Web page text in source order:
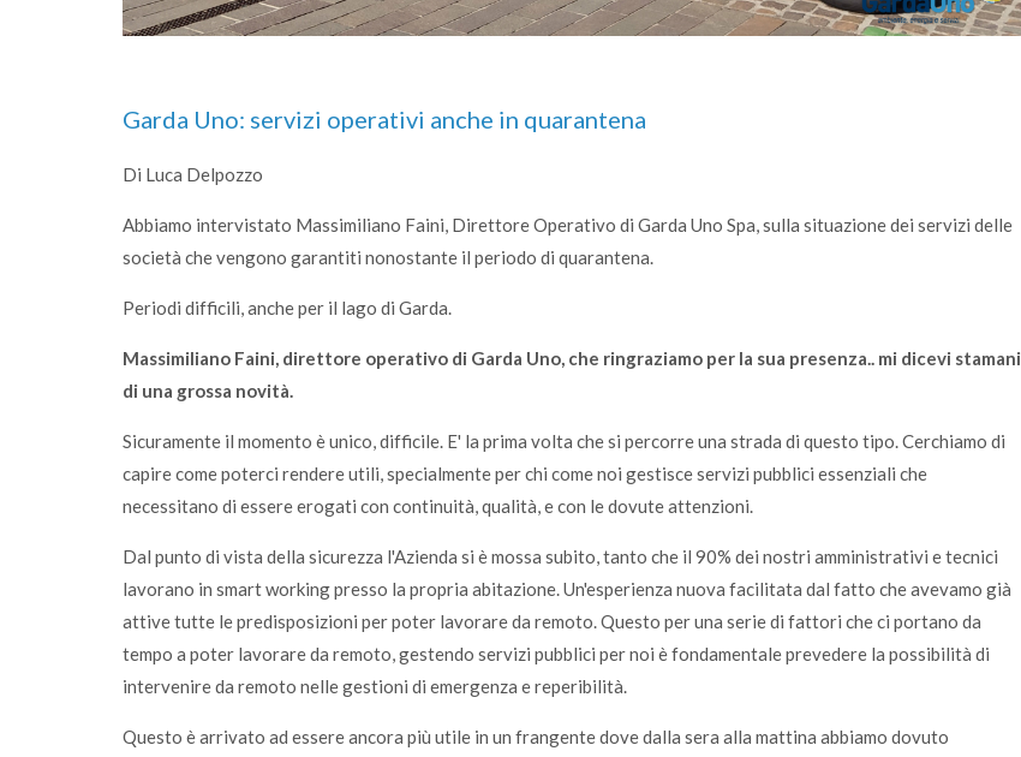
Garda Uno: servizi operativi anche in quarantena
Di Luca Delpozzo
Abbiamo intervistato Massimiliano Faini, Direttore Operativo di Garda Uno Spa, sulla situazione dei servizi delle
società che vengono garantiti nonostante il periodo di quarantena.
Periodi difficili, anche per il lago di Garda.
Massimiliano Faini, direttore operativo di Garda Uno, che ringraziamo per la sua presenza.. mi dicevi stamani
di una grossa novità.
Sicuramente il momento è unico, difficile. E' la prima volta che si percorre una strada di questo tipo. Cerchiamo di
capire come poterci rendere utili, specialmente per chi come noi gestisce servizi pubblici essenziali che
necessitano di essere erogati con continuità, qualità, e con le dovute attenzioni.
Dal punto di vista della sicurezza l'Azienda si è mossa subito, tanto che il 90% dei nostri amministrativi e tecnici
lavorano in smart working presso la propria abitazione. Un'esperienza nuova facilitata dal fatto che avevamo già
attive tutte le predisposizioni per poter lavorare da remoto. Questo per una serie di fattori che ci portano da
tempo a poter lavorare da remoto, gestendo servizi pubblici per noi è fondamentale prevedere la possibilità di
intervenire da remoto nelle gestioni di emergenza e reperibilità.
Questo è arrivato ad essere ancora più utile in un frangente dove dalla sera alla mattina abbiamo dovuto